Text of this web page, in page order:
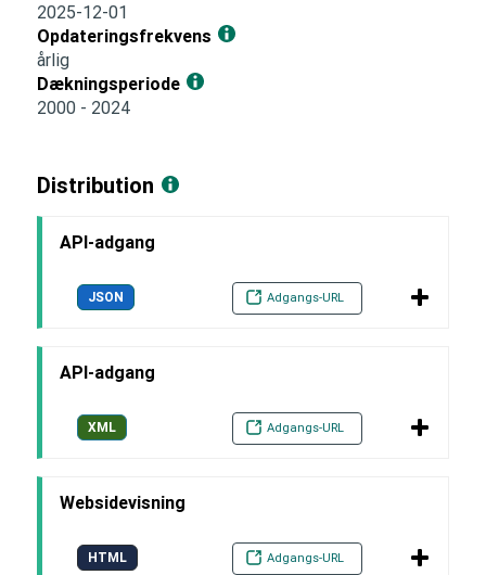
2025-12-01
Opdateringsfrekvens
årlig
Dækningsperiode
2000 - 2024
Distribution
API-adgang
JSON Adgangs-URL
API-adgang
XML Adgangs-URL
Websidevisning
HTML Adgangs-URL